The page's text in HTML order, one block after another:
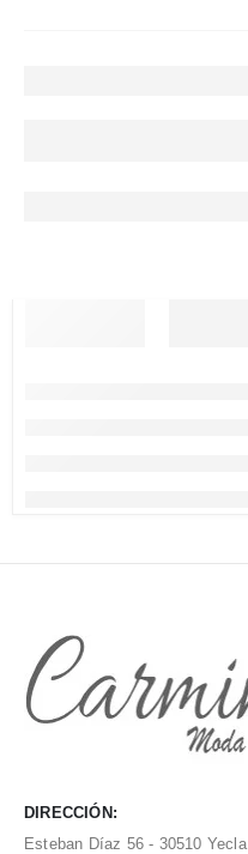
DIRECCIÓN:
Esteban Díaz 56 - 30510 Yecla